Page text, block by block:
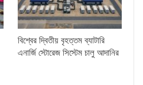
বিশ্বের দ্বিতীয় বৃহত্তম ব্যাটারি
এনার্জি স্টোরেজ সিস্টেম চালু আদানির